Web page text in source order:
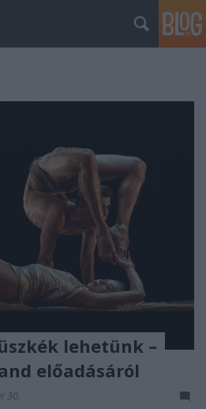
lehetünk –
előadásáról
30.